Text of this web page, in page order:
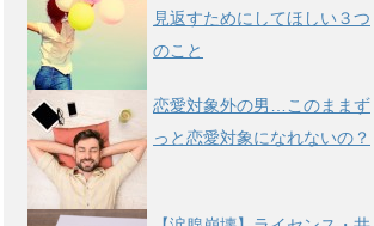
見返すためにしてほしい３つ
のこと
恋愛対象外の男…このままず
っと恋愛対象になれないの？